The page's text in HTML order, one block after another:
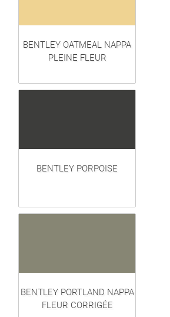
BENTLEY OATMEAL NAPPA
PLEINE FLEUR
BENTLEY PORPOISE
BENTLEY PORTLAND NAPPA
FLEUR CORRIGÉE